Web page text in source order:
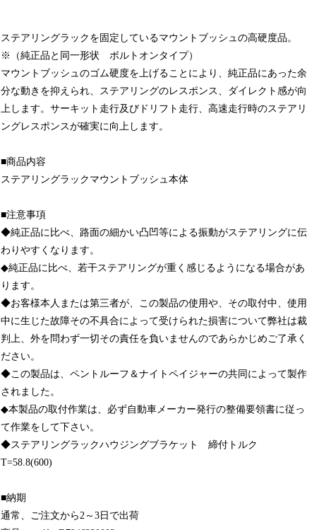
ステアリングラックを固定しているマウントブッシュの高硬度品。
※（純正品と同一形状 ボルトオンタイプ）
マウントブッシュのゴム硬度を上げることにより、純正品にあった余
分な動きを抑えられ、ステアリングのレスポンス、ダイレクト感が向
上します。サーキット走行及びドリフト走行、高速走行時のステアリ
ングレスポンスが確実に向上します。
■商品内容
ステアリングラックマウントブッシュ本体
■注意事項
◆純正品に比べ、路面の細かい凸凹等による振動がステアリングに伝
わりやすくなります。
◆純正品に比べ、若干ステアリングが重く感じるようになる場合があ
ります。
◆お客様本人または第三者が、この製品の使用や、その取付中、使用
中に生じた故障その不具合によって受けられた損害について弊社は裁
判上、外を問わず一切その責任を負いませんのであらかじめご了承く
ださい。
◆この製品は、ペントルーフ＆ナイトペイジャーの共同によって製作
されました。
◆本製品の取付作業は、必ず自動車メーカー発行の整備要領書に従っ
て作業をして下さい。
◆ステアリングラックハウジングブラケット 締付トルク
T=58.8(600)
■納期
通常、ご注文から2～3日で出荷